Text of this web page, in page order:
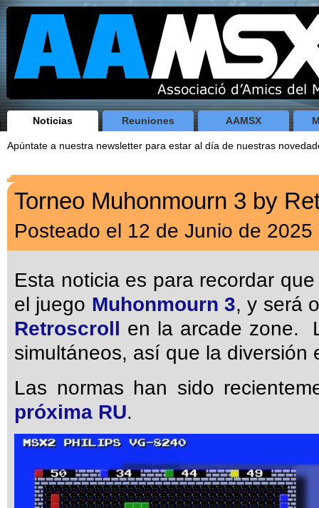
Noticias Reuniones AAMSX
Apúntate a nuestra newsletter para estar al día de nuestras
Torneo Muhonmourn 3 by
Posteado el 12 de Junio de 2025
Esta noticia es para recordar
el juego Muhonmourn 3, y será
Retroscroll en la arcade zone.
simultáneos, así que la diversión
Las normas han sido
próxima RU.